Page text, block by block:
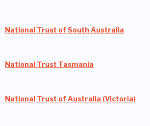
National Trust of South Australia
National Trust Tasmania
National Trust of Australia (Victoria)